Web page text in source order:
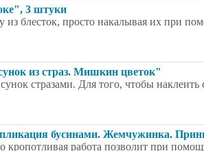
3 штуки
блесток, просто накалывая их при
из страз. Мишкин цветок"
стразами. Для того, чтобы
бусинами. Жемчужинка.
кропотливая работа позволит при